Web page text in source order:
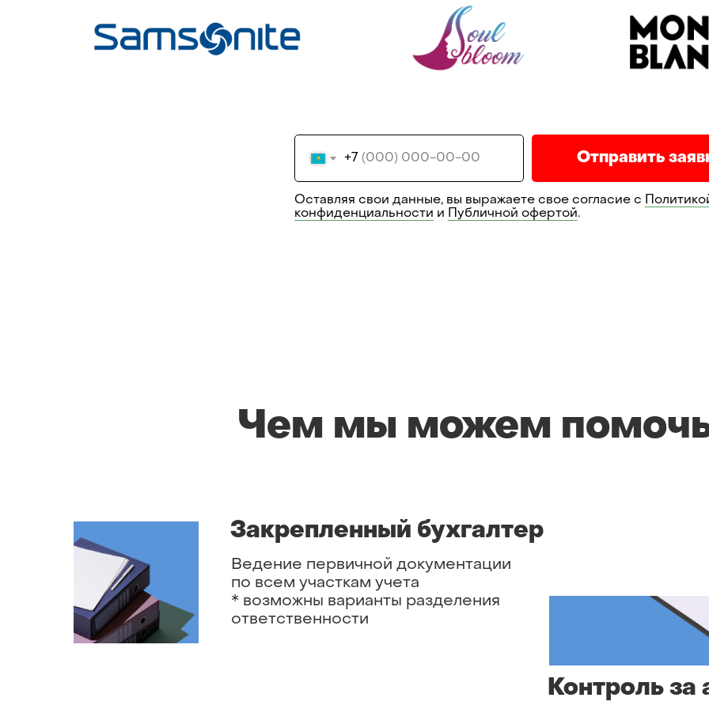
+7 Отправить
Оставляя свои данные, вы выражаете свое согласие с
конфиденциальности и Публичной офертой.
Чем мы можем
Ведение первичной документации
по всем участкам учета
* возможны варианты разделения
ответственности
Закрепленный бухгалтер
Контроль за